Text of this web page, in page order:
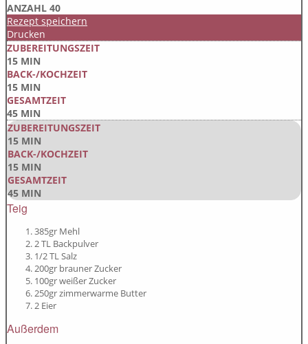
ANZAHL 40
Rezept speichern
Drucken
ZUBEREITUNGSZEIT
15 MIN
BACK-/KOCHZEIT
15 MIN
GESAMTZEIT
45 MIN
ZUBEREITUNGSZEIT
15 MIN
BACK-/KOCHZEIT
15 MIN
GESAMTZEIT
45 MIN
Teig
385gr Mehl
2 TL Backpulver
1/2 TL Salz
200gr brauner Zucker
100gr weißer Zucker
250gr zimmerwarme Butter
2 Eier
Außerdem